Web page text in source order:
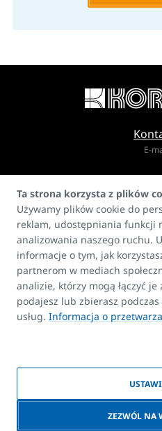
E-
© 2026 KORADO | Stworzony
Ta strona korzysta z plików
Używamy plików cookie do
reklam, udostępniania funkcji
analizowania naszego ruchu.
informacje o tym, jak
partnerom w mediach
analizie, którzy mogą łączyć
podajesz lub zbierasz
usług. Informacja o
ZEZWÓL NA